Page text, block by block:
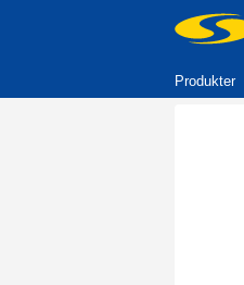
Produkter